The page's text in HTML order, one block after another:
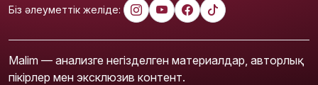
Біз әлеуметтік желіде:
Malim — анализге негізделген материалдар, авторлық
пікірлер мен эксклюзив контент.